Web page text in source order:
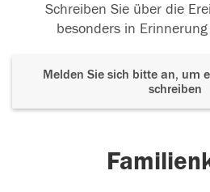
Schreiben Sie über die
besonders in
Melden Sie sich bitte an, um
schreiben